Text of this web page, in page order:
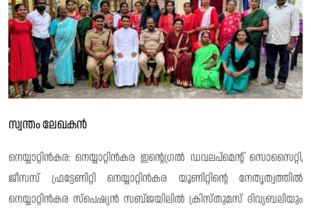
സ്വന്തം ലേഖകൻ
നെയ്യാറ്റിൻകര: നെയ്യാറ്റിൻകര ഇന്റെഗ്രൽ ഡവലപ്മെന്റ് സൊസൈറ്റി,
ജീസസ് ഫ്രട്ടേണിറ്റി നെയ്യാറ്റിൻകര യൂണിറ്റിന്റെ നേതൃത്വത്തിൽ
നെയ്യാറ്റിൻകര സ്പെഷ്യൻ സബ്ജയിലിൽ ക്രിസ്തുമസ് ദിവ്യബലിയും